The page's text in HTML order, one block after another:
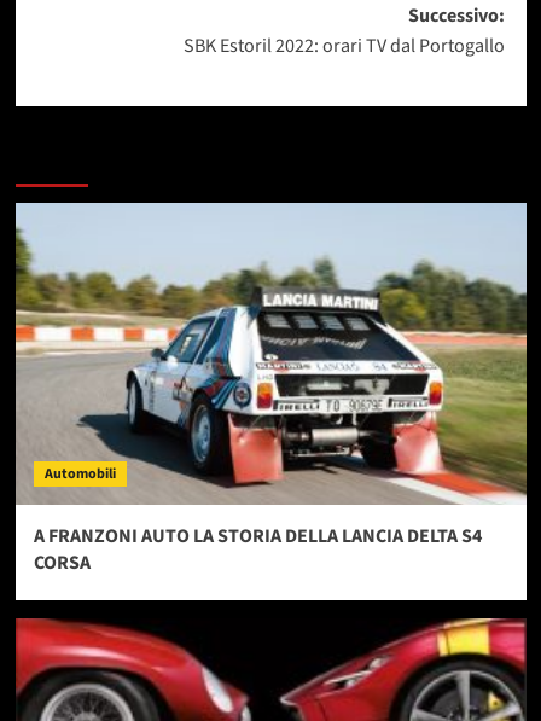
Successivo:
SBK Estoril 2022: orari TV dal Portogallo
Automobili
A FRANZONI AUTO LA STORIA DELLA LANCIA DELTA S4
CORSA